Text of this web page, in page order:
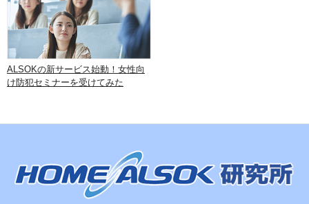
ALSOKの新サービス始動！女性向
け防犯セミナーを受けてみた